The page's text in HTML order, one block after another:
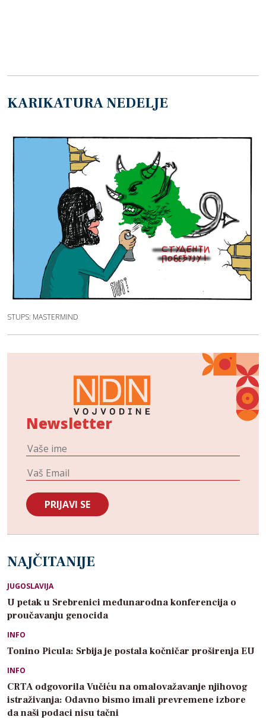
KARIKATURA NEDELJE
STUPS: MASTERMIND
Newsletter
NAJČITANIJE
JUGOSLAVIJA
U petak u Srebrenici međunarodna konferencija o
proučavanju genocida
INFO
Tonino Picula: Srbija je postala kočničar proširenja EU
INFO
CRTA odgovorila Vučiću na omalovažavanje njihovog
istraživanja: Odavno bismo imali prevremene izbore
da naši podaci nisu tačni